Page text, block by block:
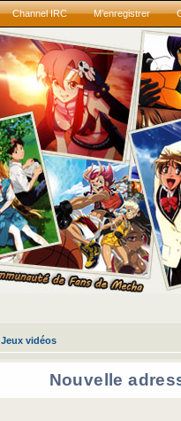
Channel IRC M’enregistrer
Jeux vidéos
Nouvelle